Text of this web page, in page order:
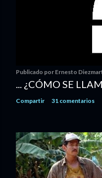
Publicado por Ernesto
... ¿CÓMO SE
Compartir 31 comentarios